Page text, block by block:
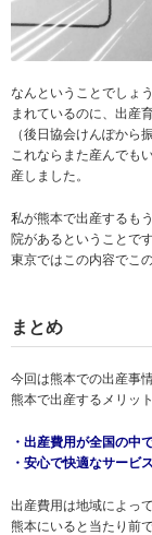
なんということでしょ
まれているのに、出産
（後日協会けんぽから
これならまた産んでも
産しました。
私が熊本で出産するも
院があるということです
東京ではこの内容でこ
まとめ
今回は熊本での出産事
熊本で出産するメリット
・出産費用が全国の中
・安心で快適なサービ
出産費用は地域によっ
熊本にいると当たり前